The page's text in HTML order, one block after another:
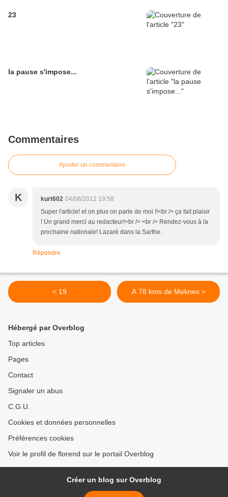
23
la pause s'impose...
Commentaires
Ajouter un commentaire
K kurt602 04/08/2012 19:58
Super l'article! et on plus on parle de moi !!<br /> ça fait plaisir
! Un grand merci au redacteur!<br /> <br /> Rendez-vous à la
prochaine nationale! Lazaré dans la Sarthe.
Répondre
< 19 A 78 kms de Meknes >
Hébergé par Overblog
Top articles
Pages
Contact
Signaler un abus
C.G.U.
Cookies et données personnelles
Préférences cookies
Voir le profil de florend sur le portail Overblog
Créer un blog sur Overblog